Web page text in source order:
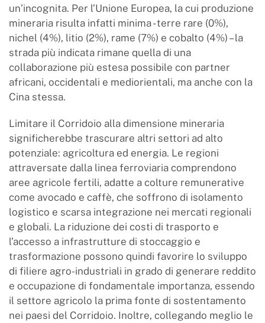
un’incognita. Per l’Unione Europea, la cui produzione
mineraria risulta infatti minima - terre rare (0%),
nichel (4%), litio (2%), rame (7%) e cobalto (4%) – la
strada più indicata rimane quella di una
collaborazione più estesa possibile con partner
africani, occidentali e mediorientali, ma anche con la
Cina stessa.
Limitare il Corridoio alla dimensione mineraria
significherebbe trascurare altri settori ad alto
potenziale: agricoltura ed energia. Le regioni
attraversate dalla linea ferroviaria comprendono
aree agricole fertili, adatte a colture remunerative
come avocado e caffè, che soffrono di isolamento
logistico e scarsa integrazione nei mercati regionali
e globali. La riduzione dei costi di trasporto e
l’accesso a infrastrutture di stoccaggio e
trasformazione possono quindi favorire lo sviluppo
di filiere agro-industriali in grado di generare reddito
e occupazione di fondamentale importanza, essendo
il settore agricolo la prima fonte di sostentamento
nei paesi del Corridoio. Inoltre, collegando meglio le